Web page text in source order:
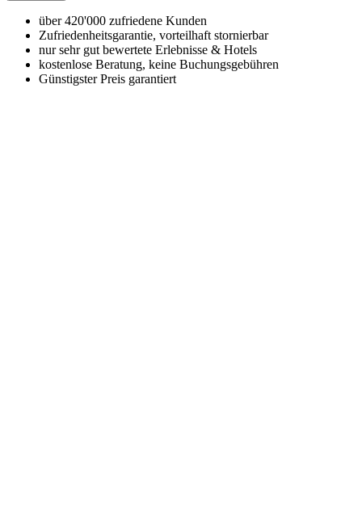
über 420'000 zufriedene Kunden
Zufriedenheitsgarantie, vorteilhaft stornierbar
nur sehr gut bewertete Erlebnisse & Hotels
kostenlose Beratung, keine Buchungsgebühren
Günstigster Preis garantiert